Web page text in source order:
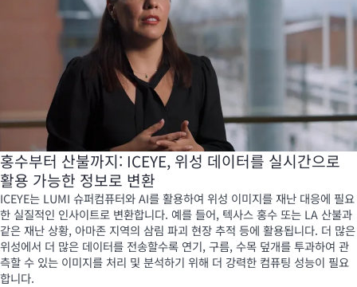
홍수부터 산불까지: ICEYE, 위성 데이터를 실시간으로
활용 가능한 정보로 변환
ICEYE는 LUMI 슈퍼컴퓨터와 AI를 활용하여 위성 이미지를 재난 대응에 필요
한 실질적인 인사이트로 변환합니다. 예를 들어, 텍사스 홍수 또는 LA 산불과
같은 재난 상황, 아마존 지역의 삼림 파괴 현장 추적 등에 활용됩니다. 더 많은
위성에서 더 많은 데이터를 전송할수록 연기, 구름, 수목 덮개를 투과하여 관
측할 수 있는 이미지를 처리 및 분석하기 위해 더 강력한 컴퓨팅 성능이 필요
합니다.